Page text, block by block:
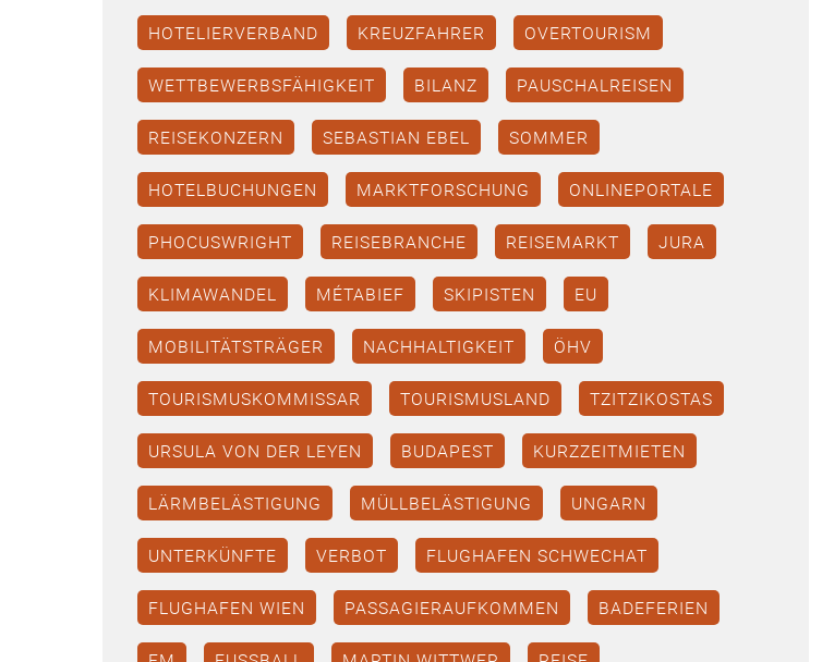
HOTELIERVERBAND KREUZFAHRER OVERTOURISM
WETTBEWERBSFÄHIGKEIT BILANZ PAUSCHALREISEN
REISEKONZERN SEBASTIAN EBEL SOMMER
HOTELBUCHUNGEN MARKTFORSCHUNG ONLINEPORTALE
PHOCUSWRIGHT REISEBRANCHE REISEMARKT JURA
KLIMAWANDEL MÉTABIEF SKIPISTEN EU
MOBILITÄTSTRÄGER NACHHALTIGKEIT ÖHV
TOURISMUSKOMMISSAR TOURISMUSLAND TZITZIKOSTAS
URSULA VON DER LEYEN BUDAPEST KURZZEITMIETEN
LÄRMBELÄSTIGUNG MÜLLBELÄSTIGUNG UNGARN
UNTERKÜNFTE VERBOT FLUGHAFEN SCHWECHAT
FLUGHAFEN WIEN PASSAGIERAUFKOMMEN BADEFERIEN